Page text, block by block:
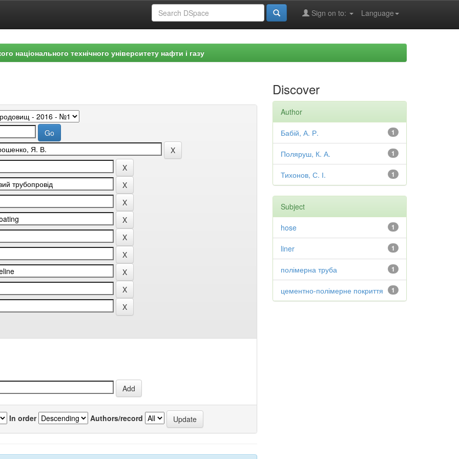
Language
Sign on to:
національного технічного університету нафти і газу
In order Authors/record
Discover
Author
1
Бабій, А. Р.
1
Поляруш, К. А.
1
Тихонов, С. І.
Subject
1
hose
1
liner
1
полімерна труба
1
цементно-полімерне покриття